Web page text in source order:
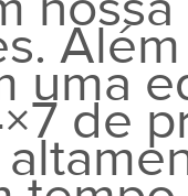
uma
de